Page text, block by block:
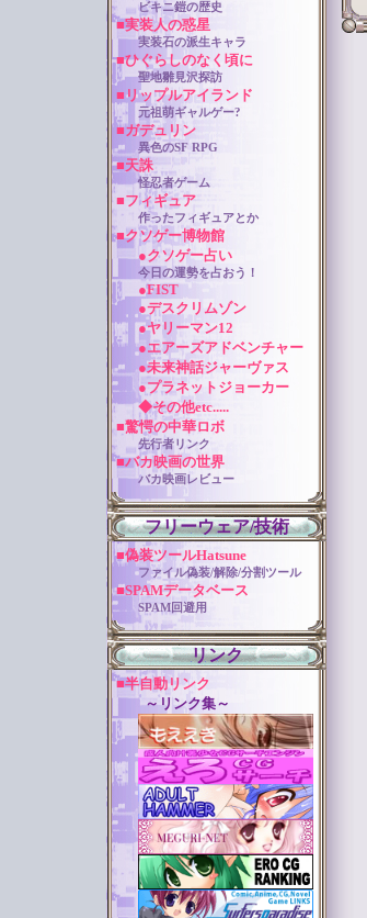
ビキニ鎧の歴史
■実装人の惑星
実装石の派生キャラ
■ひぐらしのなく頃に
聖地雛見沢探訪
■リップルアイランド
元祖萌ギャルゲー?
■ガデュリン
異色のSF RPG
■天誅
怪忍者ゲーム
■フィギュア
作ったフィギュアとか
■クソゲー博物館
●クソゲー占い
今日の運勢を占おう！
●FIST
●デスクリムゾン
●ヤリーマン12
●エアーズアドベンチャー
●未来神話ジャーヴァス
●プラネットジョーカー
◆その他etc.....
■驚愕の中華ロボ
先行者リンク
■バカ映画の世界
バカ映画レビュー
フリーウェア/技術
■偽装ツールHatsune
ファイル偽装/解除/分割ツール
■SPAMデータベース
SPAM回避用
リンク
■半自動リンク
～リンク集～